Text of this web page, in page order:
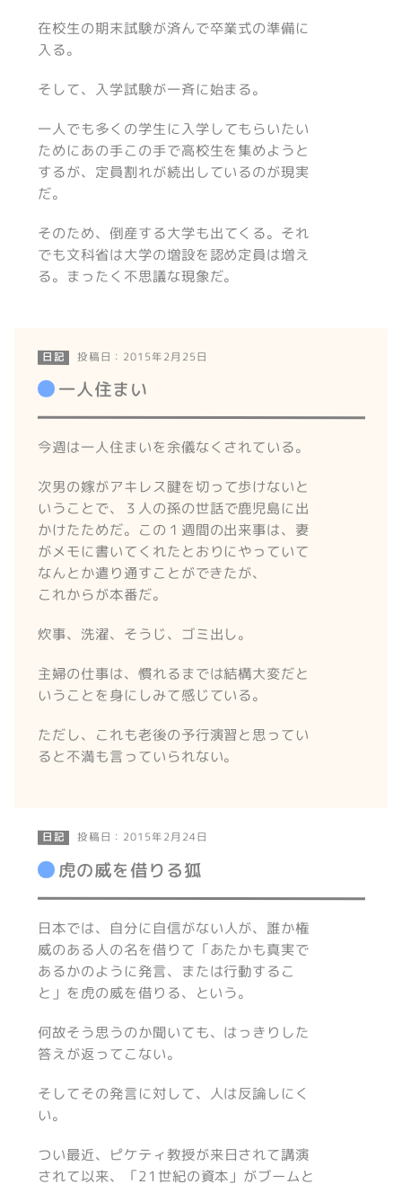
在校生の期末試験が済んで卒業式の準備に
入る。
そして、入学試験が一斉に始まる。
一人でも多くの学生に入学してもらいたい
ためにあの手この手で高校生を集めようと
するが、定員割れが続出しているのが現実
だ。
そのため、倒産する大学も出てくる。それ
でも文科省は大学の増設を認め定員は増え
る。まったく不思議な現象だ。
日記 投稿日：2015年2月25日
一人住まい
今週は一人住まいを余儀なくされている。
次男の嫁がアキレス腱を切って歩けないと
いうことで、３人の孫の世話で鹿児島に出
かけたためだ。この１週間の出来事は、妻
がメモに書いてくれたとおりにやっていて
なんとか遣り通すことができたが、
これからが本番だ。
炊事、洗濯、そうじ、ゴミ出し。
主婦の仕事は、慣れるまでは結構大変だと
いうことを身にしみて感じている。
ただし、これも老後の予行演習と思ってい
ると不満も言っていられない。
日記 投稿日：2015年2月24日
虎の威を借りる狐
日本では、自分に自信がない人が、誰か権
威のある人の名を借りて「あたかも真実で
あるかのように発言、または行動するこ
と」を虎の威を借りる、という。
何故そう思うのか聞いても、はっきりした
答えが返ってこない。
そしてその発言に対して、人は反論しにく
い。
つい最近、ピケティ教授が来日されて講演
されて以来、「21世紀の資本」がブームと